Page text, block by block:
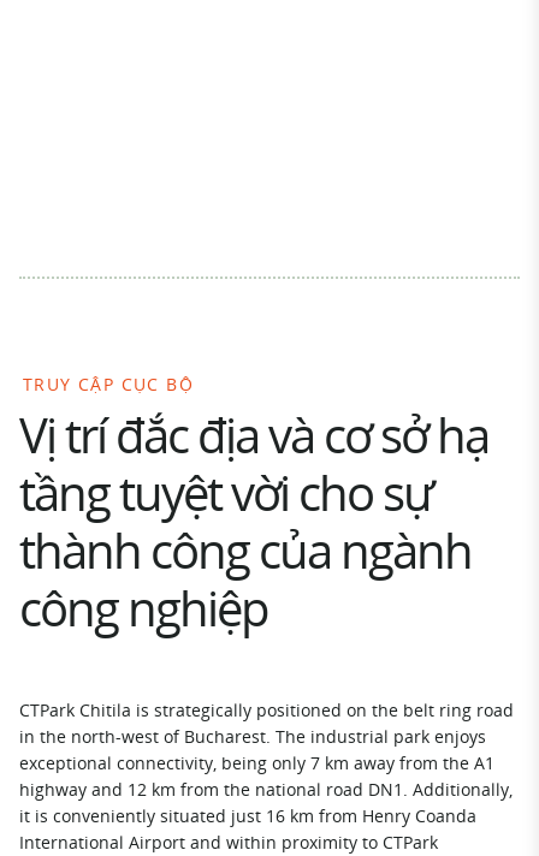
TRUY CẬP CỤC BỘ
Vị trí đắc địa và cơ sở hạ
tầng tuyệt vời cho sự
thành công của ngành
công nghiệp
CTPark Chitila is strategically positioned on the belt ring road
in the north-west of Bucharest. The industrial park enjoys
exceptional connectivity, being only 7 km away from the A1
highway and 12 km from the national road DN1. Additionally,
it is conveniently situated just 16 km from Henry Coanda
International Airport and within proximity to CTPark